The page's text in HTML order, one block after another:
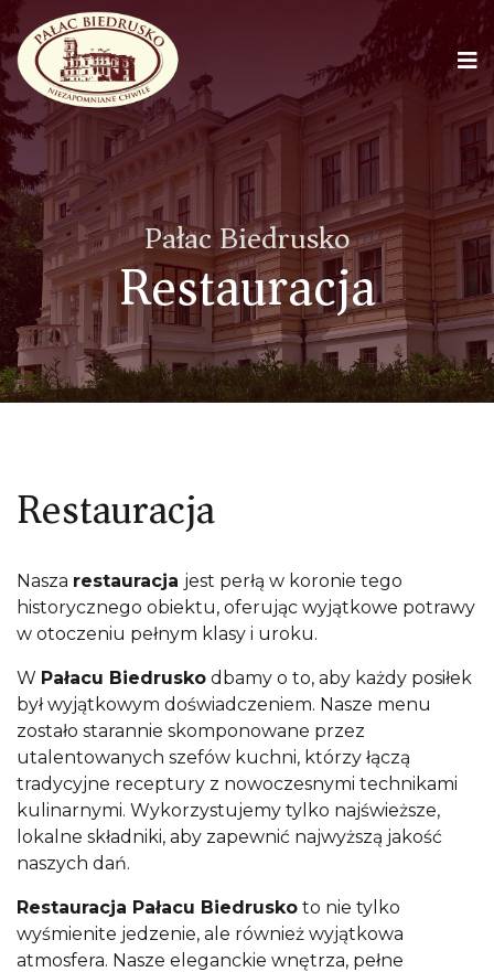
Pałac Biedrusko
Restauracja
Restauracja
Nasza restauracja jest perłą w koronie tego
historycznego obiektu, oferując wyjątkowe potrawy
w otoczeniu pełnym klasy i uroku.
W Pałacu Biedrusko dbamy o to, aby każdy posiłek
był wyjątkowym doświadczeniem. Nasze menu
zostało starannie skomponowane przez
utalentowanych szefów kuchni, którzy łączą
tradycyjne receptury z nowoczesnymi technikami
kulinarnymi. Wykorzystujemy tylko najświeższe,
lokalne składniki, aby zapewnić najwyższą jakość
naszych dań.
Restauracja Pałacu Biedrusko to nie tylko
wyśmienite jedzenie, ale również wyjątkowa
atmosfera. Nasze eleganckie wnętrza, pełne